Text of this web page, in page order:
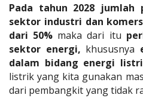
Pada tahun 2028 jumlah
sektor industri dan
dari 50% maka dari itu
sektor energi, khususnya
dalam bidang energi
listrik yang kita gunakan
dari pembangkit yang tidak